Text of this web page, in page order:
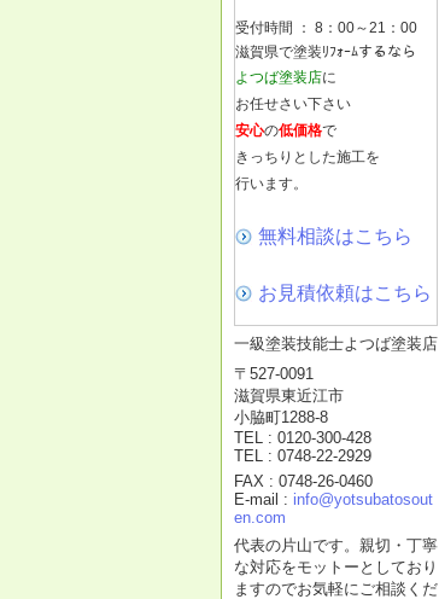
受付時間 ： 8：00～21：00
滋賀県で塗装ﾘﾌｫｰﾑするなら
よつば塗装店に
お任せさい下さい
安心の低価格で
きっちりとした施工を
行います。
無料相談はこちら
お見積依頼はこちら
一級塗装技能士よつば塗装店
〒527-0091
滋賀県東近江市
小脇町1288-8
TEL : 0120-300-428
TEL : 0748-22-2929
FAX : 0748-26-0460
E-mail : info@yotsubatosout
en.com
代表の片山です。親切・丁寧
な対応をモットーとしており
ますのでお気軽にご相談くだ